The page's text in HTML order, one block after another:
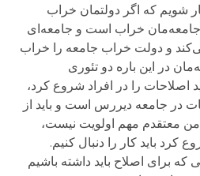
شویم که اگر دولتمان خراب
خراب است و جامعه‌ای
و دولت خراب جامعه را خراب
در این باره دو تئوری
اصلاحات را در افراد شروع کرد،
در جامعه دیررس است و باید از
من معتقدم مهم اولویت نیست،
کرد باید کار را دنبال کنیم.
برای اصلاح باید داشته باشیم